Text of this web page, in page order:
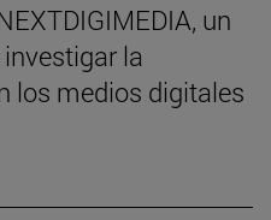
un
la
los medios digitales